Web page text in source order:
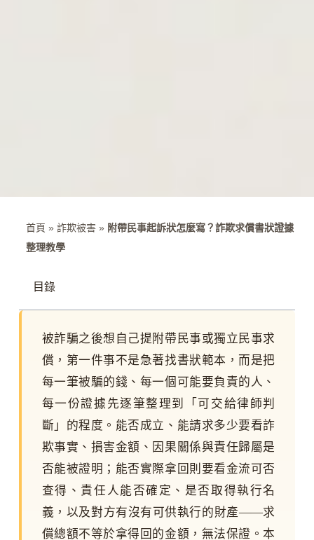
首頁 » 詐欺被害» 附帶民事起訴狀怎麼寫？詐欺求償書狀證據
整理教學
目錄
被詐騙之後想自己提附帶民事或獨立民事求
償，第一件事不是急著找書狀範本，而是把
每一筆被騙的錢、每一個可能要負責的人、
每一份證據先逐筆整理到「可交給律師判
斷」的程度。能否成立、能請求多少要看詐
欺事實、損害金額、因果關係與責任歸屬是
否能被證明；能否實際拿回則要看金流可否
查得、責任人能否確定、是否取得執行名
義，以及對方有沒有可供執行的財產——求
償總額不等於拿得回的金額，無法保證。本